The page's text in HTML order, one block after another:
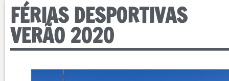
FÉRIAS DESPORTIVAS
VERÃO 2020